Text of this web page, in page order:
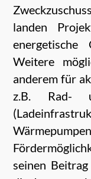
landen
Weitere
anderem für
z.B. Rad-
seinen